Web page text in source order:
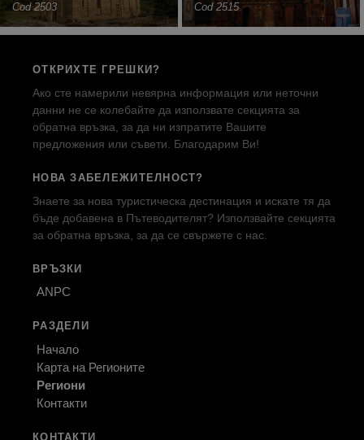
Cod 2503 Cod 2515
ОТКРИХТЕ ГРЕШКИ?
Ако сте намерили невярна информация или неточни
данни не се колебайте да използвате секцията за
обратна връзка, за да ни изпратите Вашите
предложения или съвети. Благодарим Ви!
НОВА ЗАБЕЛЕЖИТЕЛНОСТ?
Знаете за нова туристическа дестинация и искате тя да
бъде добавена в Пътеводителят? Използвайте секцията
за обратна връзка, за да се свържете с нас.
ВРЪЗКИ
ANPC
РАЗДЕЛИ
Начало
Карта на Регионите
Региони
Контакти
КОНТАКТИ